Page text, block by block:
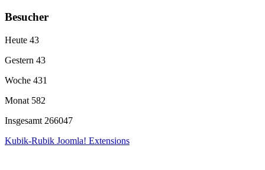
Besucher
Heute 43
Gestern 43
Woche 431
Monat 582
Insgesamt 266047
Kubik-Rubik Joomla! Extensions